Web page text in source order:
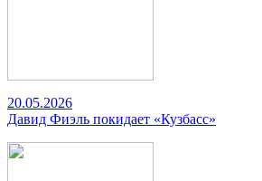
20.05.2026
Давид Фиэль покидает «Кузбасс»